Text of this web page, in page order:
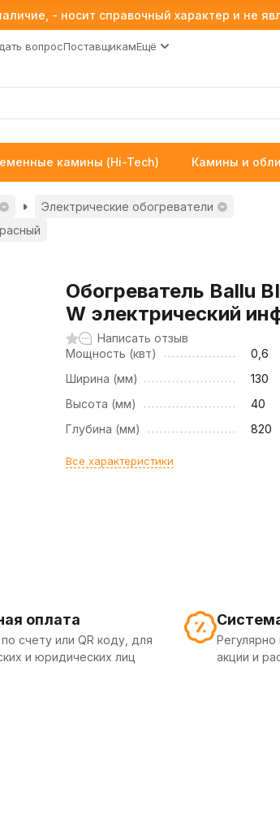
- носит справочный характер и не
вопросПоставщикамЕщё
камины (Hi-Tech) Камины и
Электрические обогреватели
Обогреватель Ballu
W электрический
Написать отзыв
Мощность (квт)
0,6
Ширина (мм)
130
Высота (мм)
40
Глубина (мм)
820
Все характеристики
оплата
счету или QR коду, для
и юридических лиц
акции и